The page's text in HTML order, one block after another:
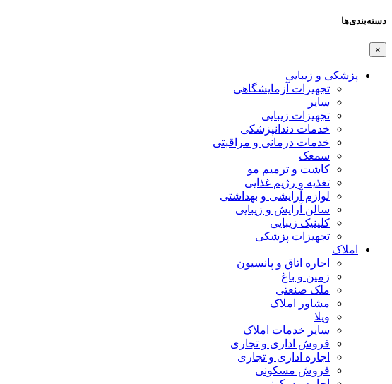
دسته‌بندی‌ها
×
پزشکی و زیبایی
تجهیزات آزمایشگاهی
سایر
تجهیزات زیبایی
خدمات دندانپزشکی
خدمات درمانی و مراقبتی
سمعک
کاشت و ترمیم مو
تغذیه و رژیم غذایی
لوازم آرایشی و بهداشتی
سالن آرایش و زیبایی
کلینیک زیبایی
تجهیزات پزشکی
املاک
اجاره اتاق و پانسیون
زمین و باغ
ملک صنعتی
مشاور املاک
ویلا
سایر خدمات املاک
فروش اداری و تجاری
اجاره اداری و تجاری
فروش مسکونی